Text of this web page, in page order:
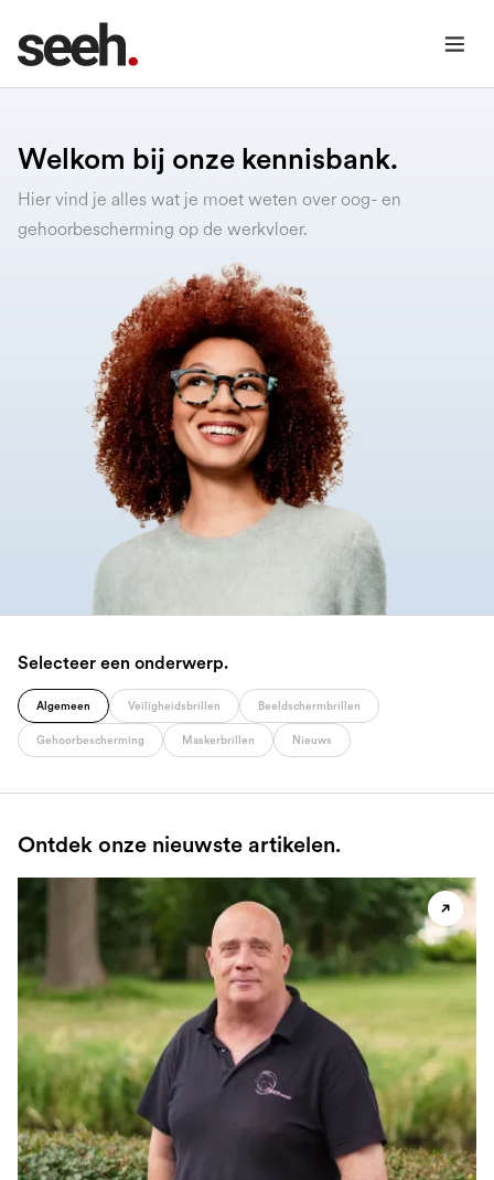
Welkom bij onze kennisbank.
Hier vind je alles wat je moet weten over oog- en
gehoorbescherming op de werkvloer.
Selecteer een onderwerp.
Algemeen Veiligheidsbrillen Beeldschermbrillen
Gehoorbescherming Maskerbrillen Nieuws
Ontdek onze nieuwste artikelen.